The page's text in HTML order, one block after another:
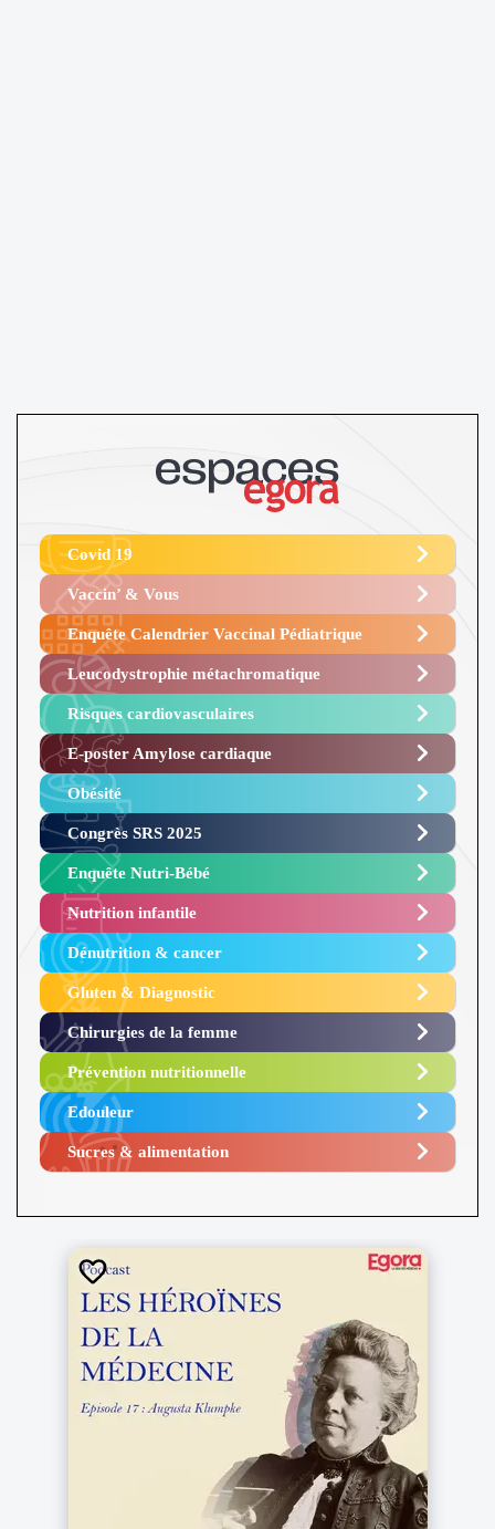
Covid 19
Vaccin’ & Vous
Enquête Calendrier Vaccinal Pédiatrique
Leucodystrophie métachromatique
Risques cardiovasculaires
E-poster Amylose cardiaque ​
Obésité ​
Congrès SRS 2025 ​
Enquête Nutri-Bébé ​
Nutrition infantile
Dénutrition & cancer
Gluten & Diagnostic
Chirurgies de la femme
Prévention nutritionnelle
Edouleur​
Sucres & alimentation​